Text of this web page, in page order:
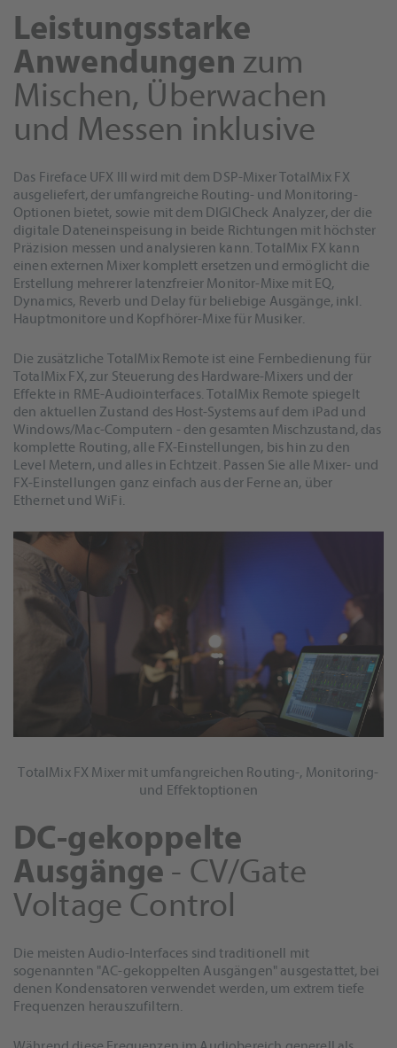
Leistungsstarke
Anwendungen zum
Mischen, Überwachen
und Messen inklusive
Das Fireface UFX III wird mit dem DSP-Mixer TotalMix FX
ausgeliefert, der umfangreiche Routing- und Monitoring-
Optionen bietet, sowie mit dem DIGICheck Analyzer, der die
digitale Dateneinspeisung in beide Richtungen mit höchster
Präzision messen und analysieren kann. TotalMix FX kann
einen externen Mixer komplett ersetzen und ermöglicht die
Erstellung mehrerer latenzfreier Monitor-Mixe mit EQ,
Dynamics, Reverb und Delay für beliebige Ausgänge, inkl.
Hauptmonitore und Kopfhörer-Mixe für Musiker.
Die zusätzliche TotalMix Remote ist eine Fernbedienung für
TotalMix FX, zur Steuerung des Hardware-Mixers und der
Effekte in RME-Audiointerfaces. TotalMix Remote spiegelt
den aktuellen Zustand des Host-Systems auf dem iPad und
Windows/Mac-Computern - den gesamten Mischzustand, das
komplette Routing, alle FX-Einstellungen, bis hin zu den
Level Metern, und alles in Echtzeit. Passen Sie alle Mixer- und
FX-Einstellungen ganz einfach aus der Ferne an, über
Ethernet und WiFi.
TotalMix FX Mixer mit umfangreichen Routing-, Monitoring-
und Effektoptionen
DC-gekoppelte
Ausgänge - CV/Gate
Voltage Control
Die meisten Audio-Interfaces sind traditionell mit
sogenannten "AC-gekoppelten Ausgängen" ausgestattet, bei
denen Kondensatoren verwendet werden, um extrem tiefe
Frequenzen herauszufiltern.